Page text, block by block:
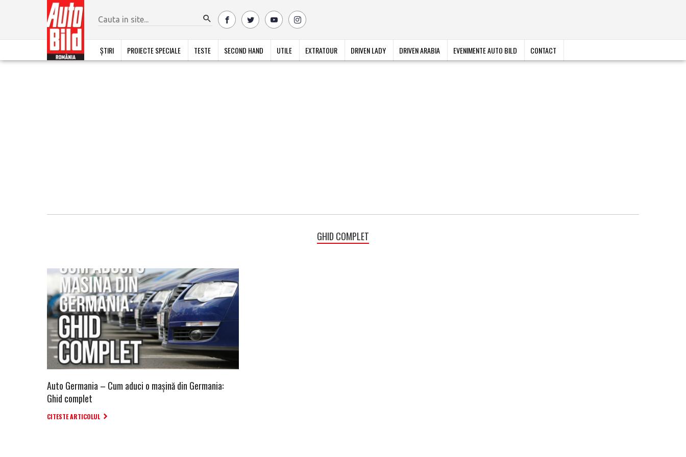
ȘTIRI PROIECTE SPECIALE TESTE SECOND HAND UTILE EXTRATOUR DRIVEN LADY DRIVEN ARABIA EVENIMENTE AUTO BILD CONTACT
GHID COMPLET
Auto Germania – Cum aduci o mașină din Germania:
Ghid complet
CITESTE ARTICOLUL